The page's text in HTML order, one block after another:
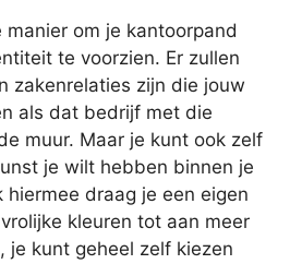
manier om je kantoorpand
te voorzien. Er zullen
zakenrelaties zijn die jouw
als dat bedrijf met die
muur. Maar je kunt ook zelf
je wilt hebben binnen je
hiermee draag je een eigen
kleuren tot aan meer
je kunt geheel zelf kiezen